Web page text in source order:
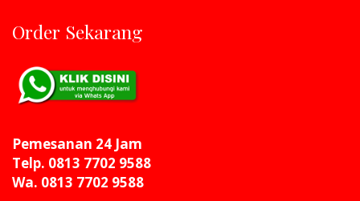
Order Sekarang
Pemesanan 24 Jam
Telp. 0813 7702 9588
Wa. 0813 7702 9588